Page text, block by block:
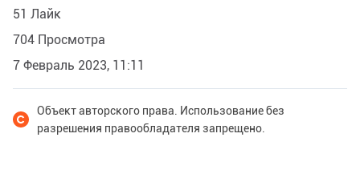
51 Лайк
704 Просмотра
7 Февраль 2023, 11:11
Объект авторского права. Использование без
разрешения правообладателя запрещено.